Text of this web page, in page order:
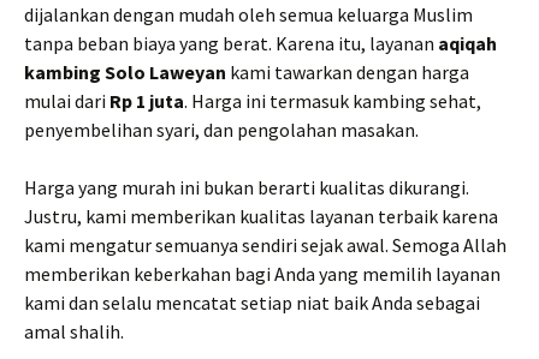
dijalankan dengan mudah oleh semua keluarga Muslim
tanpa beban biaya yang berat. Karena itu, layanan aqiqah
kambing Solo Laweyan kami tawarkan dengan harga
mulai dari Rp 1 juta. Harga ini termasuk kambing sehat,
penyembelihan syari, dan pengolahan masakan.
Harga yang murah ini bukan berarti kualitas dikurangi.
Justru, kami memberikan kualitas layanan terbaik karena
kami mengatur semuanya sendiri sejak awal. Semoga Allah
memberikan keberkahan bagi Anda yang memilih layanan
kami dan selalu mencatat setiap niat baik Anda sebagai
amal shalih.